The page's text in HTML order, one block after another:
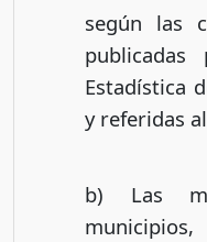
según las
Estadística
y referidas
b) Las